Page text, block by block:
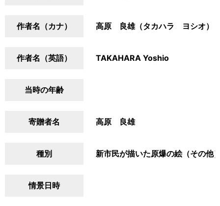
作者名（カナ） 高原 良雄（タカハラ ヨシオ）
作者名（英語） TAKAHARA Yoshio
当時の年齢
寄贈者名 高原 良雄
種別 新市民が描いた原爆の絵（その他
情景日時